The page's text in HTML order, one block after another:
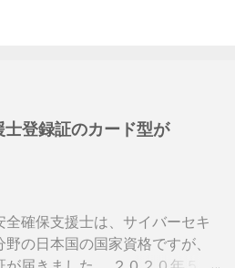
登録証のカード型が
全確保支援士は、サイバーセキ
野の日本国の国家資格ですが、